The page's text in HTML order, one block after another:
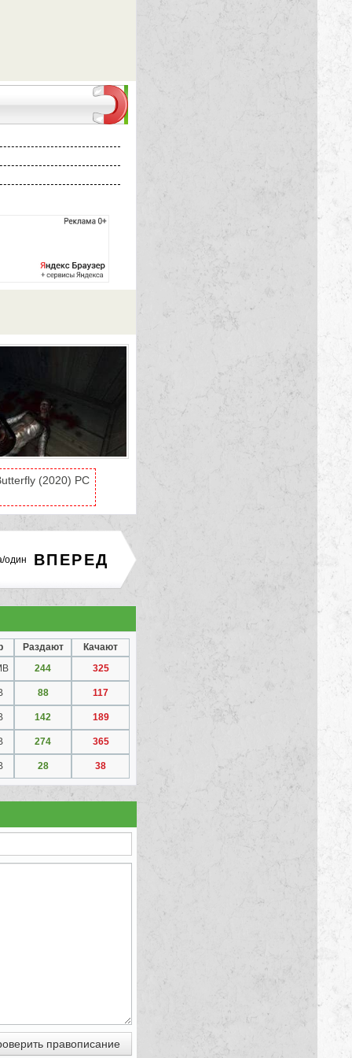
(2020) PC
ВПЕРЕД
один
Раздают
Качают
244 325
88 117
142 189
274 365
28 38
правописание